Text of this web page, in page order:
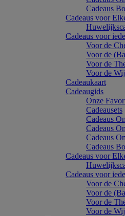
Cadeaus
Cadeaus voor
Cadeaus voor
Voor de
Voor de
Voor de
Voor de
Cadeaukaart
Cadeaugids
Onze
Cadeausets
Cadeaus
Cadeaus
Cadeaus
Cadeaus
Cadeaus voor
Cadeaus voor
Voor de
Voor de
Voor de
Voor de